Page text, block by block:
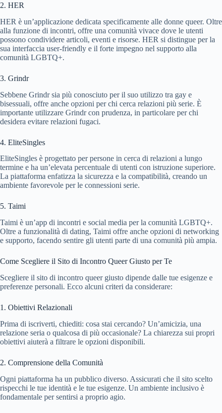
2. HER
HER è un’applicazione dedicata specificamente alle donne queer. Oltre
alla funzione di incontri, offre una comunità vivace dove le utenti
possono condividere articoli, eventi e risorse. HER si distingue per la
sua interfaccia user-friendly e il forte impegno nel supporto alla
comunità LGBTQ+.
3. Grindr
Sebbene Grindr sia più conosciuto per il suo utilizzo tra gay e
bisessuali, offre anche opzioni per chi cerca relazioni più serie. È
importante utilizzare Grindr con prudenza, in particolare per chi
desidera evitare relazioni fugaci.
4. EliteSingles
EliteSingles è progettato per persone in cerca di relazioni a lungo
termine e ha un’elevata percentuale di utenti con istruzione superiore.
La piattaforma enfatizza la sicurezza e la compatibilità, creando un
ambiente favorevole per le connessioni serie.
5. Taimi
Taimi è un’app di incontri e social media per la comunità LGBTQ+.
Oltre a funzionalità di dating, Taimi offre anche opzioni di networking
e supporto, facendo sentire gli utenti parte di una comunità più ampia.
Come Scegliere il Sito di Incontro Queer Giusto per Te
Scegliere il sito di incontro queer giusto dipende dalle tue esigenze e
preferenze personali. Ecco alcuni criteri da considerare:
1. Obiettivi Relazionali
Prima di iscriverti, chiediti: cosa stai cercando? Un’amicizia, una
relazione seria o qualcosa di più occasionale? La chiarezza sui propri
obiettivi aiuterà a filtrare le opzioni disponibili.
2. Comprensione della Comunità
Ogni piattaforma ha un pubblico diverso. Assicurati che il sito scelto
rispecchi le tue identità e le tue esigenze. Un ambiente inclusivo è
fondamentale per sentirsi a proprio agio.